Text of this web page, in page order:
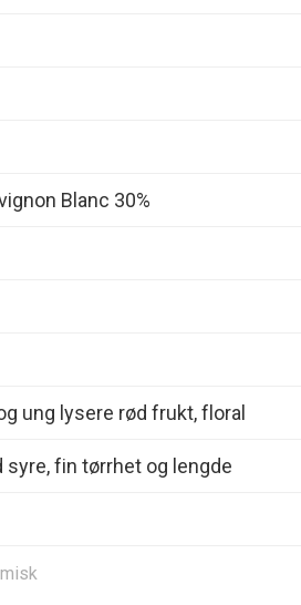
Blanc 30%
ung lysere rød frukt, floral
fin tørrhet og lengde